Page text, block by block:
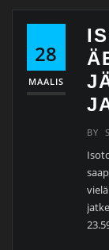
28
MAALIS
BY